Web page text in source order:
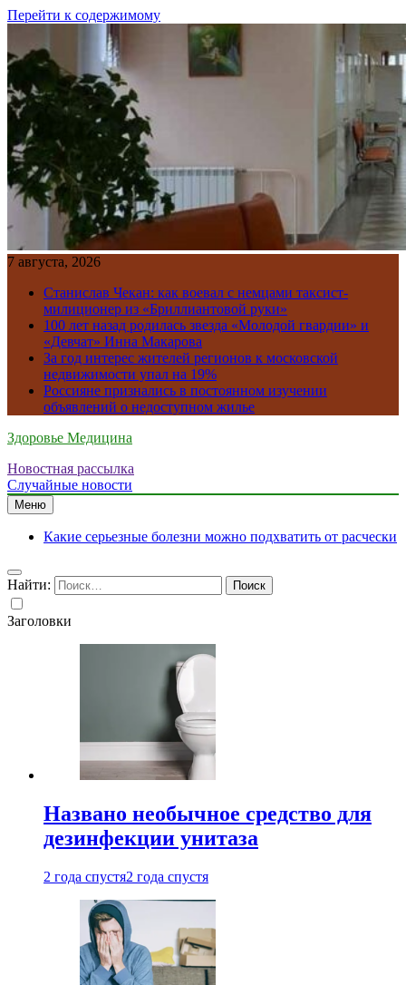
Перейти к содержимому
7 августа, 2026
Станислав Чекан: как воевал с немцами таксист-
милиционер из «Бриллиантовой руки»
100 лет назад родилась звезда «Молодой гвардии» и
«Девчат» Инна Макарова
За год интерес жителей регионов к московской
недвижимости упал на 19%
Россияне признались в постоянном изучении
объявлений о недоступном жилье
Здоровье Медицина
Новостная рассылка
Случайные новости
Меню
Какие серьезные болезни можно подхватить от расчески
Найти:
Заголовки
Названо необычное средство для
дезинфекции унитаза
2 года спустя2 года спустя